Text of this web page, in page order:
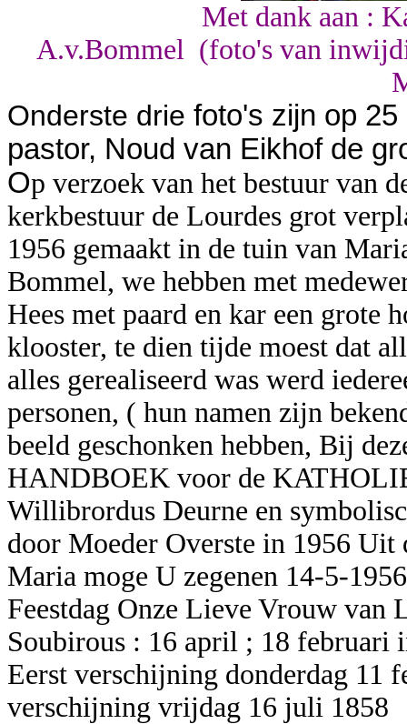
Met dank aan :
A.v.Bommel (foto's van
Onderste drie foto's zijn op
pastor, Noud van Eikhof de
Op verzoek van het bestuur van
kerkbestuur de Lourdes grot
1956 gemaakt in de tuin van
Bommel, we hebben met
Hees met paard en kar een grote
klooster, te dien tijde moest dat
alles gerealiseerd was werd
personen, ( hun namen zijn
beeld geschonken hebben, Bij
HANDBOEK voor de
Willibrordus Deurne en
door Moeder Overste in 1956
Maria moge U zegenen 14-5-
Feestdag Onze Lieve Vrouw van
Soubirous : 16 april ; 18 februari
Eerst verschijning donderdag 11
verschijning vrijdag 16 juli 1858